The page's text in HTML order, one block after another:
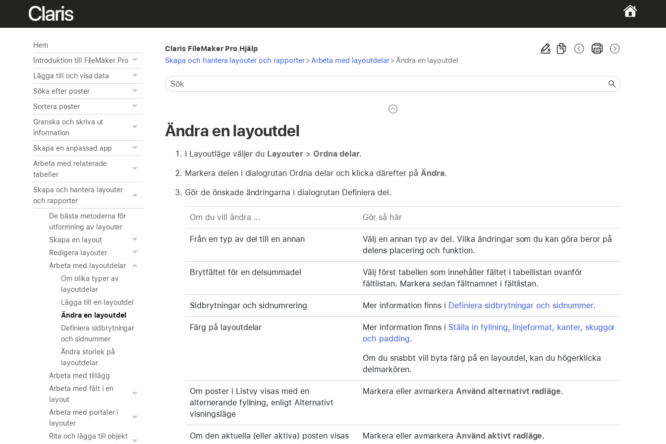
Hem
Introduktion till FileMaker Pro
Lägga till och visa data
Söka efter poster
Sortera poster
Granska och skriva ut
information
Skapa en anpassad app
Arbeta med relaterade
tabeller
Skapa och hantera layouter
och rapporter
De bästa metoderna för
utformning av layouter
Skapa en layout
Redigera layouter
Arbeta med layoutdelar
Om olika typer av
layoutdelar
Lägga till en layoutdel
Ändra en layoutdel
Definiera sidbrytningar
och sidnummer
Ändra storlek på
layoutdelar
Arbeta med tillägg
Arbeta med fält i en
layout
Arbeta med portaler i
layouter
Rita och lägga till objekt
Claris FileMaker Pro Hjälp
Skapa och hantera layouter och rapporter> Arbeta med layoutdelar> Ändra en layoutdel
Ändra en layoutdel
I Layoutläge väljer du Layouter> Ordna delar.
Markera delen i dialogrutan Ordna delar och klicka därefter på Ändra.
Gör de önskade ändringarna i dialogrutan Definiera del.
Om du vill ändra ... Gör så här
Från en typ av del till en annan
Välj en annan typ av del. Vilka ändringar som du kan göra beror på
delens placering och funktion.
Brytfältet för en delsummadel
Välj först tabellen som innehåller fältet i tabellistan ovanför
fältlistan. Markera sedan fältnamnet i fältlistan.
Sidbrytningar och sidnumrering Mer information finns i Definiera sidbrytningar och sidnummer.
Färg på layoutdelar Mer information finns i Ställa in fyllning, linjeformat, kanter, skuggor
och padding.
Om du snabbt vill byta färg på en layoutdel, kan du högerklicka
delmarkören.
Om poster i Listvy visas med en
alternerande fyllning, enligt Alternativt
visningsläge
Markera eller avmarkeraAnvänd alternativt radläge.
Om den aktuella (eller aktiva) posten visas
Markera eller avmarkeraAnvänd aktivt radläge.